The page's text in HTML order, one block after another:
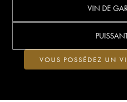
VIN DE
VOUS POSSÉDEZ UN